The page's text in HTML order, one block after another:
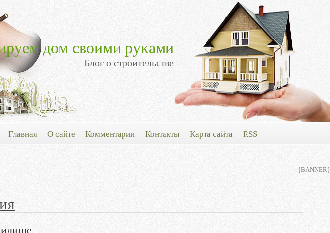
дом своими руками
Блог о строительстве
Главная О сайте Комментарии Контакты Карта сайта RSS
{BANNER}